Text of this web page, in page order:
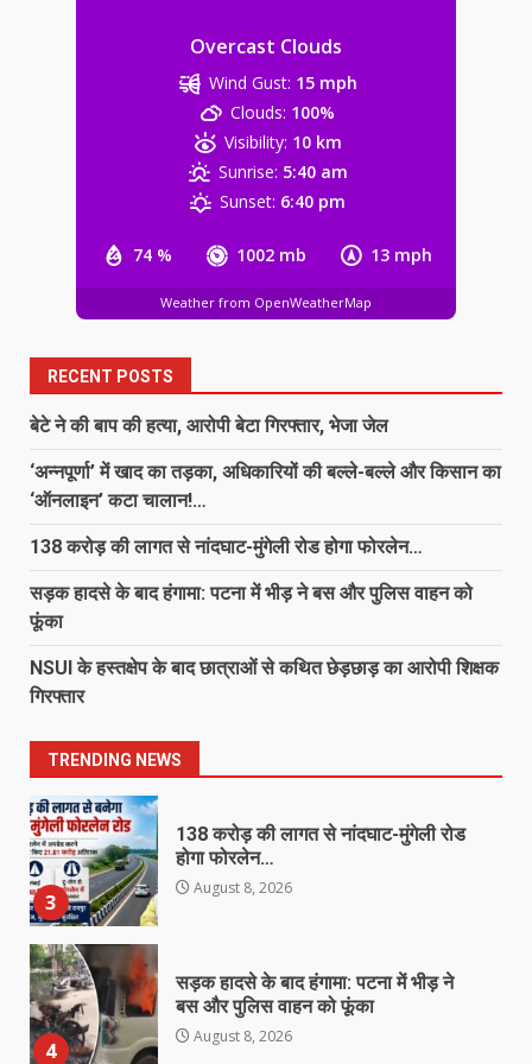
Overcast Clouds
74 % 1002 mb 13 mph
Wind Gust: 15 mph
Clouds: 100%
Visibility: 10 km
Sunrise: 5:40 am
Sunset: 6:40 pm
Weather from OpenWeatherMap
RECENT POSTS
बेटे ने की बाप की हत्या, आरोपी बेटा गिरफ्तार, भेजा जेल
‘अन्नपूर्णा’ में खाद का तड़का, अधिकारियों की बल्ले-बल्ले और किसान का
‘ऑनलाइन’ कटा चालान!…
138 करोड़ की लागत से नांदघाट-मुंगेली रोड होगा फोरलेन…
सड़क हादसे के बाद हंगामा: पटना में भीड़ ने बस और पुलिस वाहन को
फूंका
NSUI के हस्तक्षेप के बाद छात्राओं से कथित छेड़छाड़ का आरोपी शिक्षक
गिरफ्तार
TRENDING NEWS
NSUI के हस्तक्षेप के बाद छात्राओं से कथित
छेड़छाड़ का आरोपी शिक्षक गिरफ्तार
August 8, 2026
1 करोड़ रिश्वत लेने का आरोप: ट्रेनी IPS
के खिलाफ CBI कोर्ट में परिवाद
August 8, 2026
7
भावभीनी विदाई, निमितेश सिंह ने संभाला
एसडीओपी जशपुर का पदभार…
August 8, 2026
1
बेटे ने की बाप की हत्या, आरोपी बेटा
गिरफ्तार, भेजा जेल
August 8, 2026
2
‘अन्नपूर्णा’ में खाद का तड़का, अधिकारियों की
3
138 करोड़ की लागत से नांदघाट-मुंगेली रोड
होगा फोरलेन…
August 8, 2026
4
सड़क हादसे के बाद हंगामा: पटना में भीड़ ने
बस और पुलिस वाहन को फूंका
August 8, 2026